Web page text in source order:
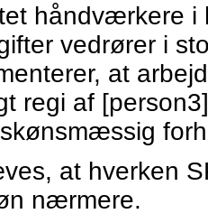
håndværkere i
vedrører i
at
regi af
at hverken
nærmere.